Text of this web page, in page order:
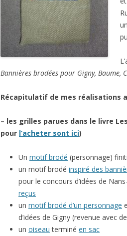
Bannières brodées pour Gigny, Baume,
Récapitulatif de mes réalisations
– les grilles parues dans le livre
pour l’acheter sont ici)
Un motif brodé (personnage)
un motif brodé inspiré des
pour le concours d’idées de
reçus
un motif brodé d’un personnage
d’idées de Gigny (revenue avec de
un oiseau terminé en sac